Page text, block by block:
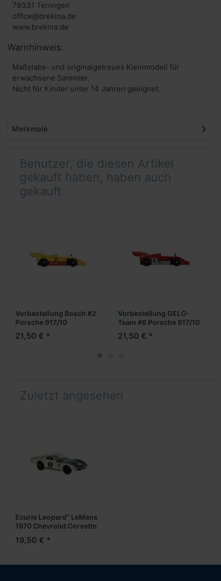
79331 Teningen
office@brekina.de
www.brekina.de
Warnhinweis:
Maßstabs- und originalgetreues Kleinmodell für
erwachsene Sammler.
Nicht für Kinder unter 14 Jahren geeignet.
Merkmale
Benutzer, die diesen Artikel
gekauft haben, haben auch
gekauft
Vorbestellung Bosch #2
Porsche 917/10
***Neuheiten Februar
2026***
21,50 € *
Vorbestellung GELO-
Team #6 Porsche 917/10
***Neuheiten Februar
2026***
21,50 € *
Zuletzt angesehen
Ecurie Leopard" LeMans
1970 Chevrolet Corvette
19,50 € *